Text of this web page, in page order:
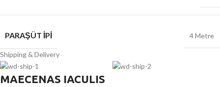
PARAŞÜT İPI 4 Metre
Shipping & Delivery
MAECENAS IACULIS